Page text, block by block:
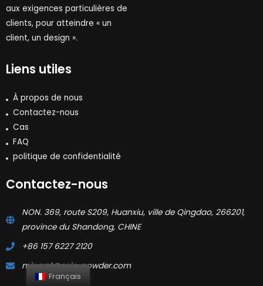
aux exigences particulières de
clients, pour atteindre « un
client, un design ».
Liens utiles
À propos de nous
Contactez-nous
Cas
FAQ
politique de confidentialité
Contactez-nous
NON. 369, route S209, Huanxiu, ville de Qingdao, 266201,
province du Shandong, CHINE
+86 157 6227 2120
mineral@epic-powder.com
Français